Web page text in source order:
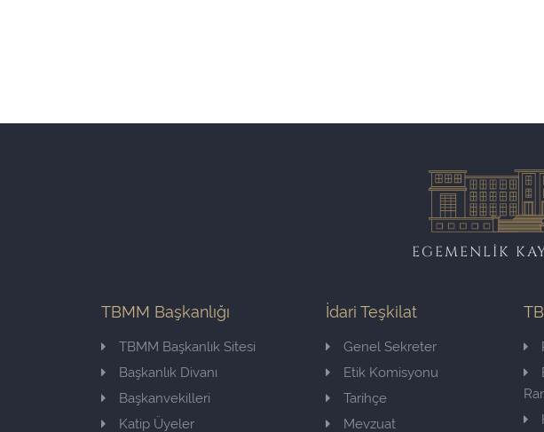
EGEMENLİK
TBMM Başkanlığı
TBMM Başkanlık Sitesi
Başkanlık Divanı
Başkanvekilleri
Katip Üyeler
İdari Teşkilat
Genel Sekreter
Etik Komisyonu
Tarihçe
Mevzuat